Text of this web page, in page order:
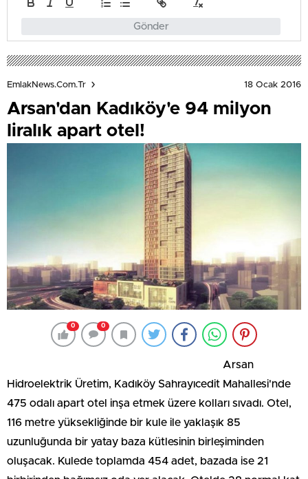
Gönder
EmlakNews.com.tr 18 Ocak 2016
Arsan'dan Kadıköy'e 94 milyon
liralık apart otel!
0 0
Arsan
Hidroelektrik Üretim, Kadıköy Sahrayıcedit Mahallesi'nde
475 odalı apart otel inşa etmek üzere kolları sıvadı. Otel,
116 metre yüksekliğinde bir kule ile yaklaşık 85
uzunluğunda bir yatay baza kütlesinin birleşiminden
oluşacak. Kulede toplamda 454 adet, bazada ise 21